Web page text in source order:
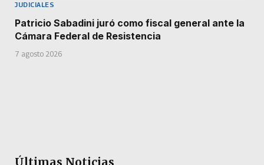
JUDICIALES
Patricio Sabadini juró como fiscal general ante la
Cámara Federal de Resistencia
7 agosto 2026
Últimas Noticias